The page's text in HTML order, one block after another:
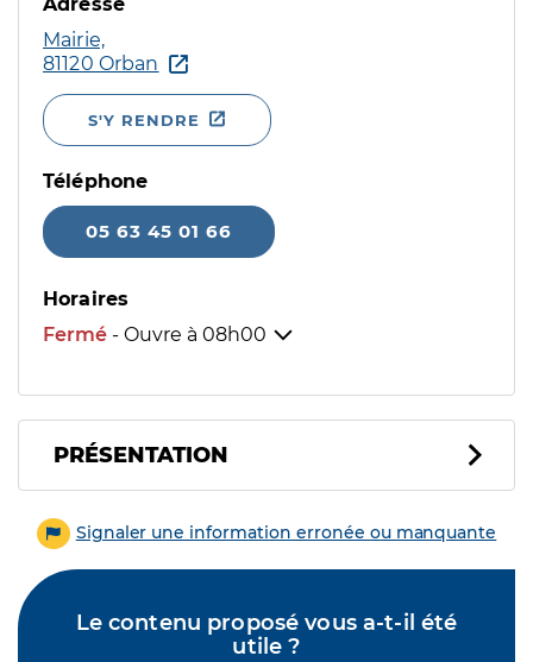
Mairie,
81120 Orban
S'Y RENDRE
Téléphone
05 63 45 01 66
Horaires
Fermé - Ouvre à 08h00
PRÉSENTATION
Signaler une information erronée ou manquante
Le contenu proposé vous a-t-il été
utile ?